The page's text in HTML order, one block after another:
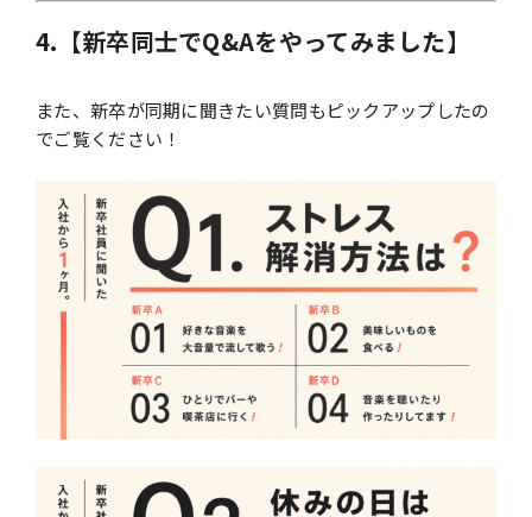
4.【新卒同士でQ&Aをやってみました】
また、新卒が同期に聞きたい質問もピックアップしたの
でご覧ください！